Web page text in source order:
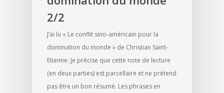
2/2
J’ai lu « Le conflit sino-américain pour la
domination du monde » de Christian Saint-
Etienne. Je précise que cette note de lecture
(en deux parties) est parcellaire et ne prétend
pas être un bon résumé. Les phrases en